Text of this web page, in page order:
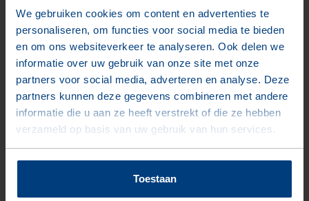
We gebruiken cookies om content en advertenties te
personaliseren, om functies voor social media te bieden
en om ons websiteverkeer te analyseren. Ook delen we
informatie over uw gebruik van onze site met onze
partners voor social media, adverteren en analyse. Deze
partners kunnen deze gegevens combineren met andere
informatie die u aan ze heeft verstrekt of die ze hebben
verzameld op basis van uw gebruik van hun services.
Toestaan
Split 12/16 mm
Split 16/22 mm
Split 22/30 mm
Split 30/40 mm
Rond 7/15 mm
Rond 15/25 mm